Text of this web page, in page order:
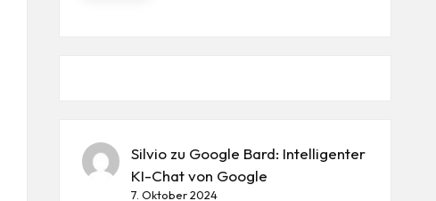
Silvio zu Google Bard: Intelligenter
KI-Chat von Google
7. Oktober 2024